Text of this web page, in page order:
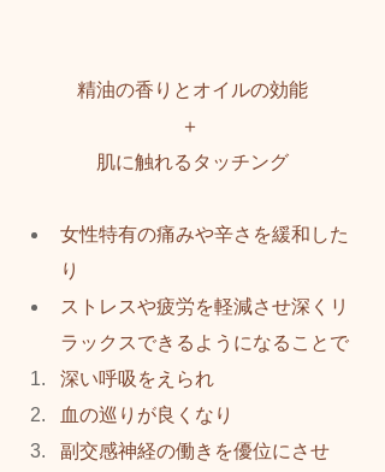
精油の香りとオイルの効能
＋
肌に触れるタッチング
女性特有の痛みや辛さを緩和した
り
ストレスや疲労を軽減させ深くリ
ラックスできるようになることで
深い呼吸をえられ
血の巡りが良くなり
副交感神経の働きを優位にさせ